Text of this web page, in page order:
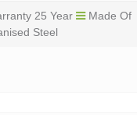
25 Year
Made Of
Steel